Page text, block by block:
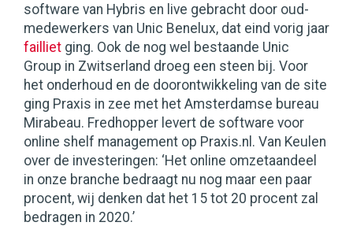
software van Hybris en live gebracht door oud-
medewerkers van Unic Benelux, dat eind vorig jaar
failliet ging. Ook de nog wel bestaande Unic
Group in Zwitserland droeg een steen bij. Voor
het onderhoud en de doorontwikkeling van de site
ging Praxis in zee met het Amsterdamse bureau
Mirabeau. Fredhopper levert de software voor
online shelf management op Praxis.nl. Van Keulen
over de investeringen: ‘Het online omzetaandeel
in onze branche bedraagt nu nog maar een paar
procent, wij denken dat het 15 tot 20 procent zal
bedragen in 2020.’